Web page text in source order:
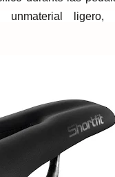
unmaterial ligero,